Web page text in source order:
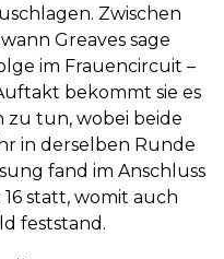
Zwischen
Greaves sage
im Frauencircuit –
bekommt sie es
zu tun, wobei beide
in derselben Runde
fand im Anschluss
16 statt, womit auch
feststand.